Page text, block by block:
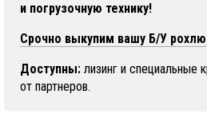
и погрузочную технику!
Срочно выкупим вашу Б/У рохлю
Доступны: лизинг и специальные
от партнеров.